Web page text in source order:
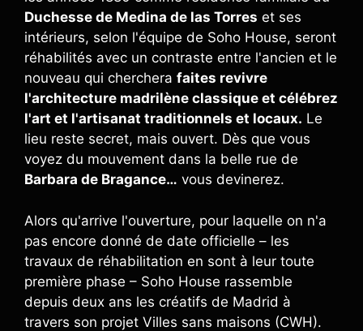
Duchesse de Medina de las Torres et ses
intérieurs, selon l'équipe de Soho House, seront
réhabilités avec un contraste entre l'ancien et le
nouveau qui cherchera faites revivre
l'architecture madrilène classique et célébrez
l'art et l'artisanat traditionnels et locaux. Le
lieu reste secret, mais ouvert. Dès que vous
voyez du mouvement dans la belle rue de
Barbara de Bragance… vous devinerez.
Alors qu'arrive l'ouverture, pour laquelle on n'a
pas encore donné de date officielle – les
travaux de réhabilitation en sont à leur toute
première phase – Soho House rassemble
depuis deux ans les créatifs de Madrid à
travers son projet Villes sans maisons (CWH).